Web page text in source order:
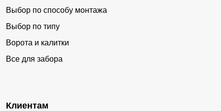
Выбор по способу монтажа
Выбор по типу
Ворота и калитки
Все для забора
Клиентам